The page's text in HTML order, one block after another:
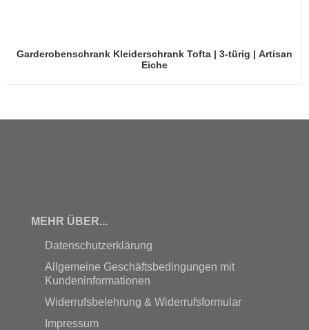
Garderobenschrank Kleiderschrank Tofta | 3-türig | Artisan
Eiche
MEHR ÜBER...
Datenschutzerklärung
Allgemeine Geschäftsbedingungen mit
Kundeninformationen
Widerrufsbelehrung & Widerrufsformular
Impressum